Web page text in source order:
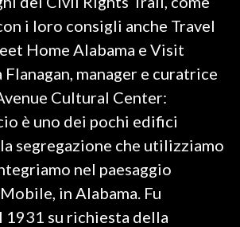
i loro consigli anche Travel
Home Alabama e Visit
manager e curatrice
Cultural Center:
è uno dei pochi edifici
segregazione che utilizziamo
nel paesaggio
in Alabama. Fu
1931 su richiesta della